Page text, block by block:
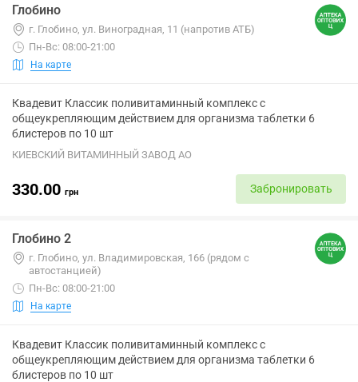
Глобино
г. Глобино, ул. Виноградная, 11 (напротив АТБ)
Пн-Вс: 08:00-21:00
На карте
Квадевит Классик поливитаминный комплекс с
общеукрепляющим действием для организма таблетки 6
блистеров по 10 шт
КИЕВСКИЙ ВИТАМИННЫЙ ЗАВОД АО
330.00 грн Забронировать
Глобино 2
г. Глобино, ул. Владимировская, 166 (рядом с
автостанцией)
Пн-Вс: 08:00-21:00
На карте
Квадевит Классик поливитаминный комплекс с
общеукрепляющим действием для организма таблетки 6
блистеров по 10 шт